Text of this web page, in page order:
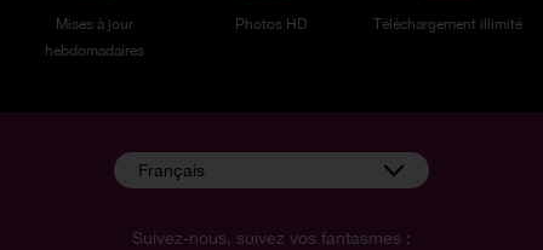
Mises à jour
hebdomadaires
Photos HD Téléchargement illimité
Suivez-nous, suivez vos fantasmes :
Français